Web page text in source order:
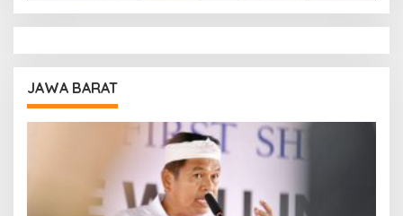
JAWA BARAT